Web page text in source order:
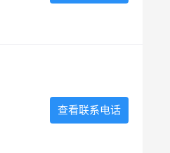
查看联系电话